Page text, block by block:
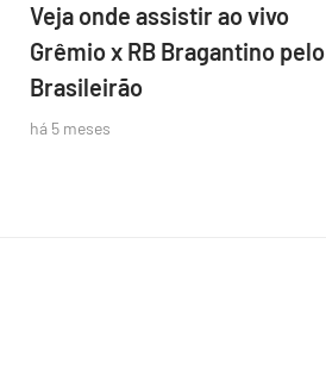
Veja onde assistir ao vivo
Grêmio x RB Bragantino pelo
Brasileirão
há 5 meses